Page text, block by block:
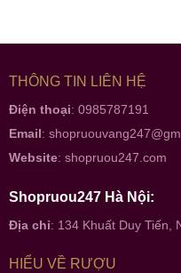
THÔNG TIN LIÊN HỆ
Điện thoại: 0985787191
Email:
Website: shopruou247.com
Shopruou247 Hà Nội:
Địa chỉ: 134 Khuất Duy Tiến,
HIỂU VỀ RƯỢU